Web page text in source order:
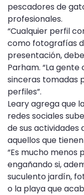
pescadores de
profesionales.
“Cualquier perfil
como fotografías
presentación,
Parham. “La
sinceras tomadas
perfiles”.
Leary agrega que
redes sociales
de sus actividades
aquellos que
“Es mucho menos
engañando si,
suculento jardín,
o la playa que